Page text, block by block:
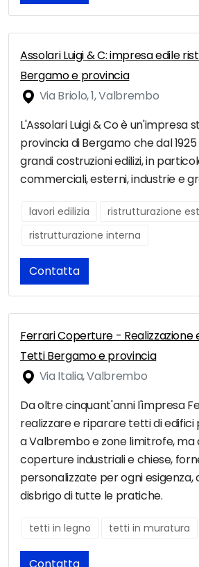
Assolari Luigi & C: impresa edile
Bergamo e provincia
Via Briolo, 1, Valbrembo
L'Assolari Luigi & Co è un'impresa
provincia di Bergamo che dal
grandi costruzioni edilizi, in
commerciali, esterni, industrie e
lavori edilizia
ristrutturazione
ristrutturazione interna
Contatta
Ferrari Coperture - Realizzazione
Tetti Bergamo e provincia
Via Italia, Valbrembo
Da oltre cinquant'anni l'impresa
realizzare e riparare tetti di edifici
a Valbrembo e zone limitrofe, ma
coperture industriali e chiese,
personalizzate per ogni esigenza,
disbrigo di tutte le pratiche.
tetti in legno tetti in muratura